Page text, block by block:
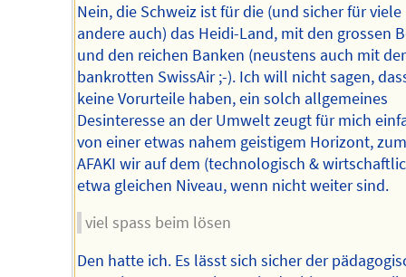
Nein, die Schweiz ist für die (und sicher für viele
andere auch) das Heidi-Land, mit den grossen
und den reichen Banken (neustens auch mit der
bankrotten SwissAir ;-). Ich will nicht sagen,
keine Vorurteile haben, ein solch allgemeines
Desinteresse an der Umwelt zeugt für mich
von einer etwas nahem geistigem Horizont,
AFAKI wir auf dem (technologisch &
etwa gleichen Niveau, wenn nicht weiter sind.
viel spass beim lösen
Den hatte ich. Es lässt sich sicher der